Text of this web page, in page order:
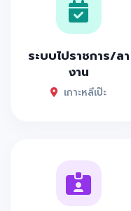
ระบบไปราชการ/ลา
งาน
เกาะหลีเป๊ะ